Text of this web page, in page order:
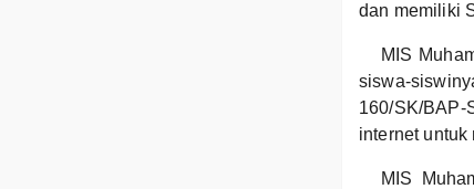
dan memiliki
MIS
siswa-
160/SK/
internet untuk
MIS